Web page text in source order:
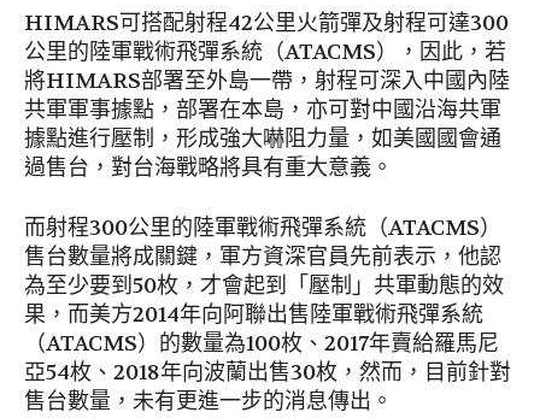
HIMARS可搭配射程42公里火箭彈及射程可達300
公里的陸軍戰術飛彈系統（ATACMS），因此，若
將HIMARS部署至外島一帶，射程可深入中國內陸
共軍軍事據點，部署在本島，亦可對中國沿海共軍
據點進行壓制，形成強大嚇阻力量，如美國國會通
過售台，對台海戰略將具有重大意義。
而射程300公里的陸軍戰術飛彈系統（ATACMS）
售台數量將成關鍵，軍方資深官員先前表示，他認
為至少要到50枚，才會起到「壓制」共軍動態的效
果，而美方2014年向阿聯出售陸軍戰術飛彈系統
（ATACMS）的數量為100枚、2017年賣給羅馬尼
亞54枚、2018年向波蘭出售30枚，然而，目前針對
售台數量，未有更進一步的消息傳出。